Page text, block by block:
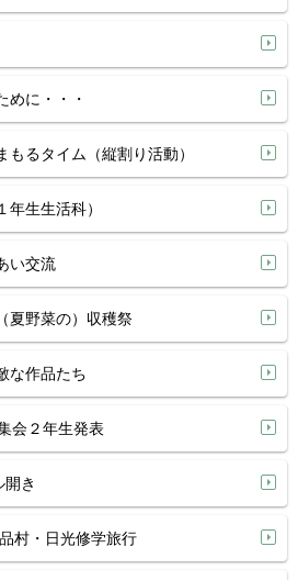
めに・・・
もるタイム（縦割り活動）
生生活科）
い交流
夏野菜の）収穫祭
な作品たち
会２年生発表
き
村・日光修学旅行